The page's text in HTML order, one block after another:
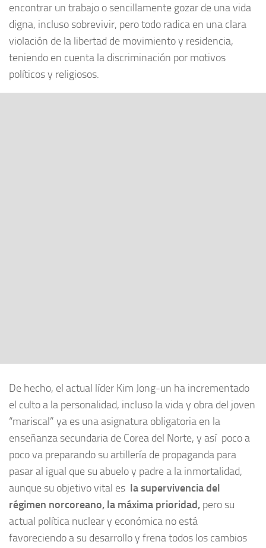
encontrar un trabajo o sencillamente gozar de una vida
digna, incluso sobrevivir, pero todo radica en una clara
violación de la libertad de movimiento y residencia,
teniendo en cuenta la discriminación por motivos
políticos y religiosos.
De hecho, el actual líder Kim Jong-un ha incrementado
el culto a la personalidad, incluso la vida y obra del joven
“mariscal” ya es una asignatura obligatoria en la
enseñanza secundaria de Corea del Norte, y así poco a
poco va preparando su artillería de propaganda para
pasar al igual que su abuelo y padre a la inmortalidad,
aunque su objetivo vital es la supervivencia del
régimen norcoreano, la máxima prioridad, pero su
actual política nuclear y económica no está
favoreciendo a su desarrollo y frena todos los cambios